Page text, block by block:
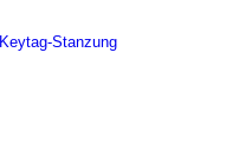
Keytag-Stanzung